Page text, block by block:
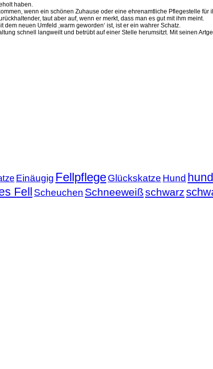
haben.
wenn ein schönen Zuhause oder eine ehrenamtliche Pflegestelle für
taut aber auf, wenn er merkt, dass man es gut mit ihm meint.
neuen Umfeld ‚warm geworden‘ ist, ist er ein wahrer Schatz.
schnell langweilt und betrübt auf einer Stelle herumsitzt. Mit seinen
Einäugig FellpflegeGlückskatze Hund
Fell Scheuchen Schneeweißschwarz